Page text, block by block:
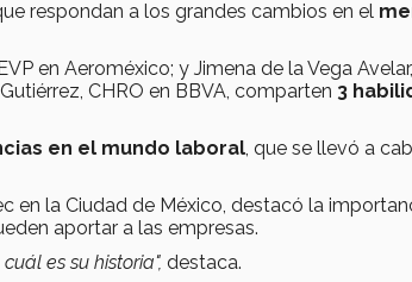
respondan a los grandes cambios en el
en Aeroméxico; y Jimena de la Vega Avelar,
CHRO en BBVA, comparten 3
en el mundo laboral , que se llevó a
en la Ciudad de México, destacó la
aportar a las empresas.
es su historia", destaca.